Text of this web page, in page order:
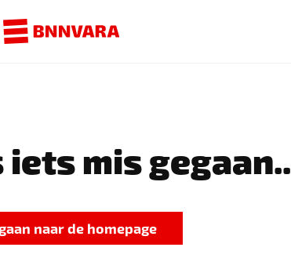
iets mis gegaan..
naar de homepage